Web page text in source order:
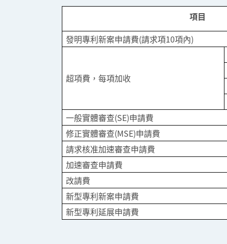
項目
發明專利新案申請費(請求項10項內)
超項費，每項加收
一般實體審查(SE)申請費
修正實體審查(MSE)申請費
請求核准加速審查申請費
加速審查申請費
改請費
新型專利新案申請費
新型專利延展申請費